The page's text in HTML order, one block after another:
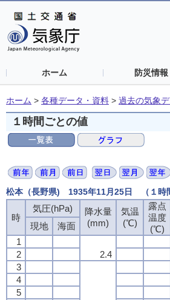
ホーム 防災情報
ホーム > 各種データ・資料 > 過去の気象
１時間ごとの値
松本（長野県) 1935年11月25日 （１時
時
気圧(hPa)
降水量
(mm)
気温
(℃)
露点
温度
(℃)
現地
海面
1
2.4
2
3
4
5
時
気圧(hPa)
降水量
(mm)
気温
(℃)
露点
温度
(℃)
現地
海面
1
2.4
2
3
4
5
時
気圧(hPa)
降水量
(mm)
気温
(℃)
露点
温度
(℃)
現地
海面
1
2.4
2
3
4
5
時
気圧(hPa)
降水量
(mm)
気温
(℃)
露点
温度
(℃)
現地
海面
1
2.4
2
3
4
5